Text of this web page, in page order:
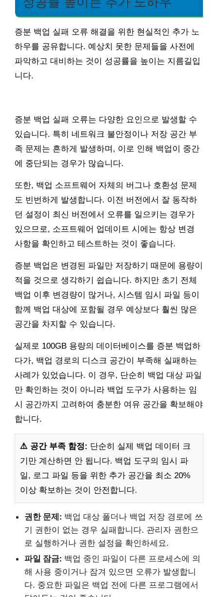
증분 백업 실패 오류 해결을 위한 현실적인 추가 노
하우를 공유합니다. 예상치 못한 문제들을 사전에
파악하고 대비하는 것이 성공률을 높이는 지름길입
니다.
증분 백업 실패 오류는 다양한 요인으로 발생할 수
있습니다. 특히 네트워크 불안정이나 저장 공간 부
족 문제는 흔하게 발생하며, 이로 인해 백업이 중간
에 중단되는 경우가 많습니다.
또한, 백업 소프트웨어 자체의 버그나 호환성 문제
도 빈번하게 발생합니다. 이전 버전에서 잘 동작하
던 설정이 최신 버전에서 오류를 일으키는 경우가
있으므로, 소프트웨어 업데이트 시에는 항상 변경
사항을 확인하고 테스트하는 것이 좋습니다.
증분 백업은 변경된 파일만 저장하기 때문에 용량이
적을 것으로 생각하기 쉽습니다. 하지만 초기 전체
백업 이후 변경량이 많거나, 시스템 임시 파일 등이
함께 백업 대상에 포함될 경우 예상보다 훨씬 많은
공간을 차지할 수 있습니다.
실제로 100GB 용량의 데이터베이스를 증분 백업하
다가, 백업 경로의 디스크 공간이 부족해 실패하는
사례가 있었습니다. 이 경우, 단순히 백업 대상 파일
만 확인하는 것이 아니라 백업 도구가 사용하는 임
시 공간까지 고려하여 충분한 여유 공간을 확보해야
합니다.
⚠️ 공간 부족 함정: 단순히 실제 백업 데이터 크
기만 계산하면 안 됩니다. 백업 도구의 임시 파
일, 로그 파일 등을 위한 추가 공간을 최소 20%
이상 확보하는 것이 안전합니다.
권한 문제: 백업 대상 폴더나 백업 저장 경로에 쓰
기 권한이 없는 경우 실패합니다. 관리자 권한으
로 실행하거나 권한 설정을 확인하세요.
파일 잠금: 백업 중인 파일이 다른 프로세스에 의
해 사용 중이거나 잠겨 있으면 오류가 발생합니
다. 중요한 파일은 백업 전에 다른 프로그램에서